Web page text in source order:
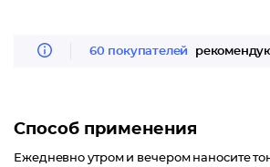
60 покупателей
Способ применения
Ежедневно утром и вечером наносите